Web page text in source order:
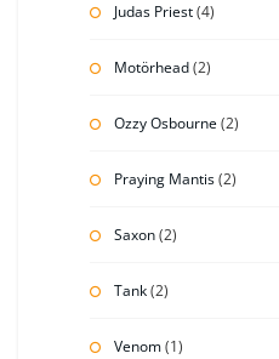
Judas Priest(4)
Motörhead(2)
Ozzy Osbourne(2)
Praying Mantis(2)
Saxon(2)
Tank(2)
Venom(1)